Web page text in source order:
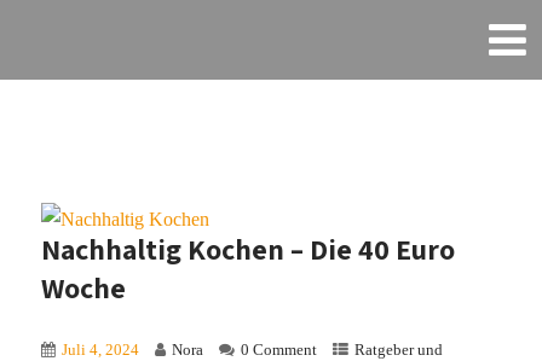
Nachhaltig Kochen – Die 40 Euro
Woche
Juli 4, 2024 Nora 0 Comment
Ratgeber und